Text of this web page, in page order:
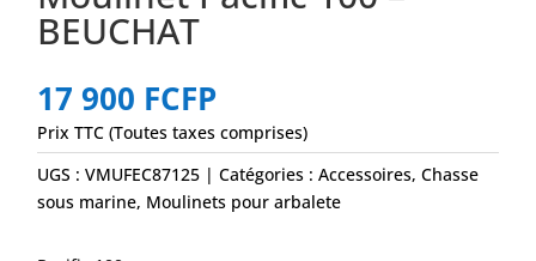
BEUCHAT
17 900 FCFP
Prix TTC (Toutes taxes comprises)
UGS : VMUFEC87125 Catégories : Accessoires, Chasse
sous marine, Moulinets pour arbalete